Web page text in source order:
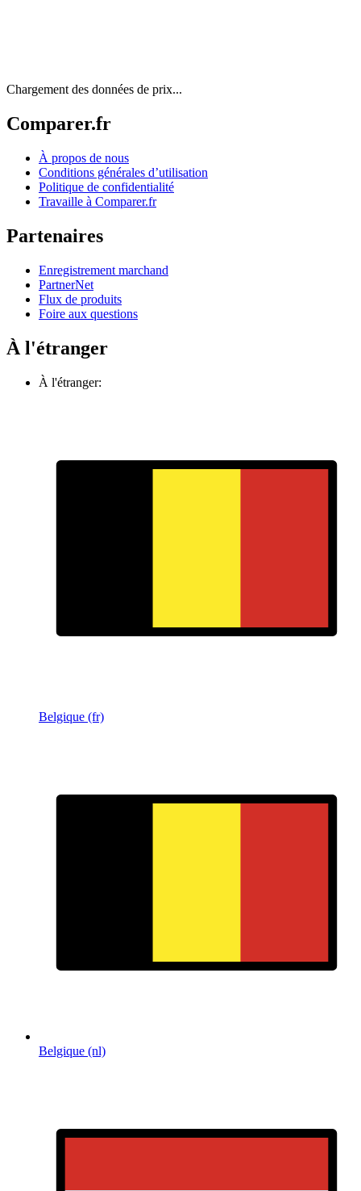
Chargement des données de prix...
Comparer.fr
À propos de nous
Conditions générales d’utilisation
Politique de confidentialité
Travaille à Comparer.fr
Partenaires
Enregistrement marchand
PartnerNet
Flux de produits
Foire aux questions
À l'étranger
À l'étranger:
Belgique (fr)
Belgique (nl)